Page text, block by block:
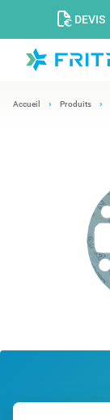
DEVIS
Accueil Produits